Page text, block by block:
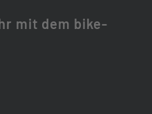
mit dem bike-